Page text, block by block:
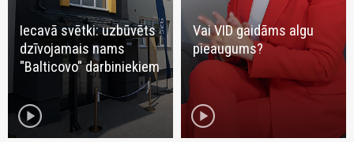
Iecavā svētki: uzbūvēts
dzīvojamais nams
"Balticovo" darbiniekiem
play_circle
Vai VID gaidāms algu
pieaugums?
play_circle